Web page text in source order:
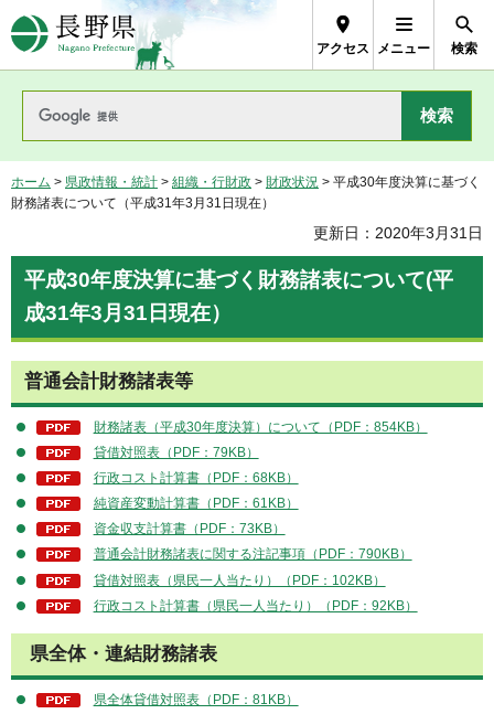
長野県Nagano Prefecture
アクセス メニュー 検索
ホーム > 県政情報・統計 > 組織・行財政 > 財政状況 > 平成30年度決算に基づく
財務諸表について（平成31年3月31日現在）
更新日：2020年3月31日
平成30年度決算に基づく財務諸表について(平
成31年3月31日現在）
普通会計財務諸表等
財務諸表（平成30年度決算）について（PDF：854KB）
貸借対照表（PDF：79KB）
行政コスト計算書（PDF：68KB）
純資産変動計算書（PDF：61KB）
資金収支計算書（PDF：73KB）
普通会計財務諸表に関する注記事項（PDF：790KB）
貸借対照表（県民一人当たり）（PDF：102KB）
行政コスト計算書（県民一人当たり）（PDF：92KB）
県全体・連結財務諸表
県全体貸借対照表（PDF：81KB）